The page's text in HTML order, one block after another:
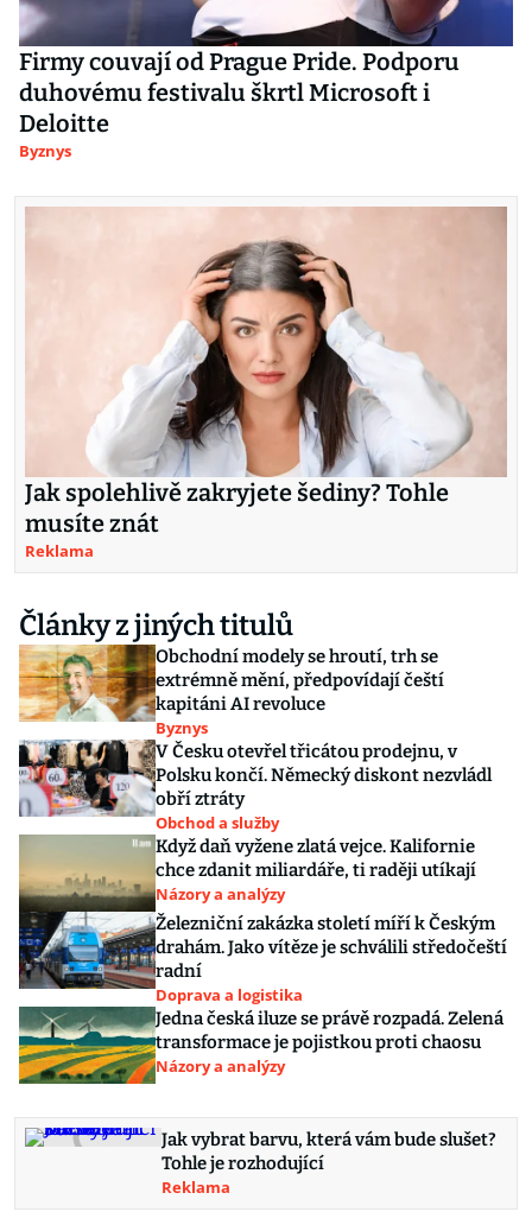
Firmy couvají od Prague Pride. Podporu
duhovému festivalu škrtl Microsoft i
Deloitte
Byznys
Jak spolehlivě zakryjete šediny? Tohle
musíte znát
Reklama
Články z jiných titulů
Obchodní modely se hroutí, trh se
extrémně mění, předpovídají čeští
kapitáni AI revoluce
Byznys
V Česku otevřel třicátou prodejnu, v
Polsku končí. Německý diskont nezvládl
obří ztráty
Obchod a služby
Když daň vyžene zlatá vejce. Kalifornie
chce zdanit miliardáře, ti raději utíkají
Názory a analýzy
Železniční zakázka století míří k Českým
drahám. Jako vítěze je schválili středočeští
radní
Doprava a logistika
Jedna česká iluze se právě rozpadá. Zelená
transformace je pojistkou proti chaosu
Názory a analýzy
Jak vybrat barvu, která vám bude slušet?
Tohle je rozhodující
Reklama